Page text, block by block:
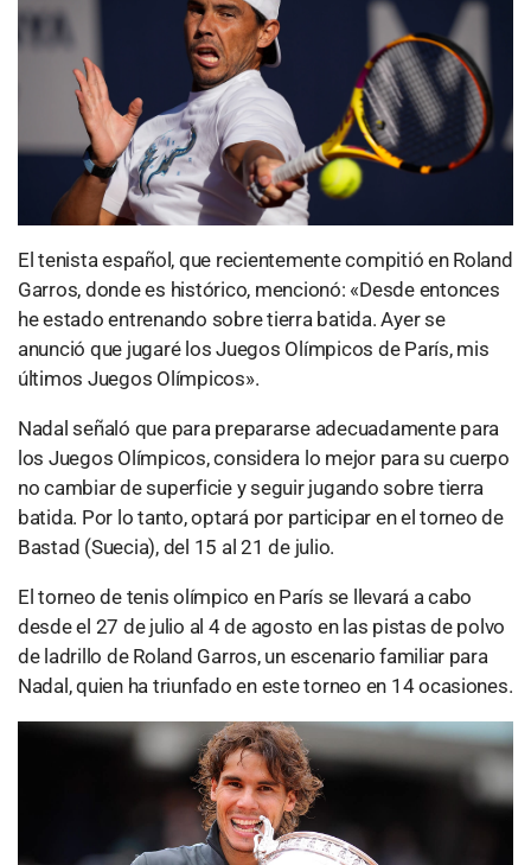
El tenista español, que recientemente compitió en Roland
Garros, donde es histórico, mencionó: «Desde entonces
he estado entrenando sobre tierra batida. Ayer se
anunció que jugaré los Juegos Olímpicos de París, mis
últimos Juegos Olímpicos».
Nadal señaló que para prepararse adecuadamente para
los Juegos Olímpicos, considera lo mejor para su cuerpo
no cambiar de superficie y seguir jugando sobre tierra
batida. Por lo tanto, optará por participar en el torneo de
Bastad (Suecia), del 15 al 21 de julio.
El torneo de tenis olímpico en París se llevará a cabo
desde el 27 de julio al 4 de agosto en las pistas de polvo
de ladrillo de Roland Garros, un escenario familiar para
Nadal, quien ha triunfado en este torneo en 14 ocasiones.